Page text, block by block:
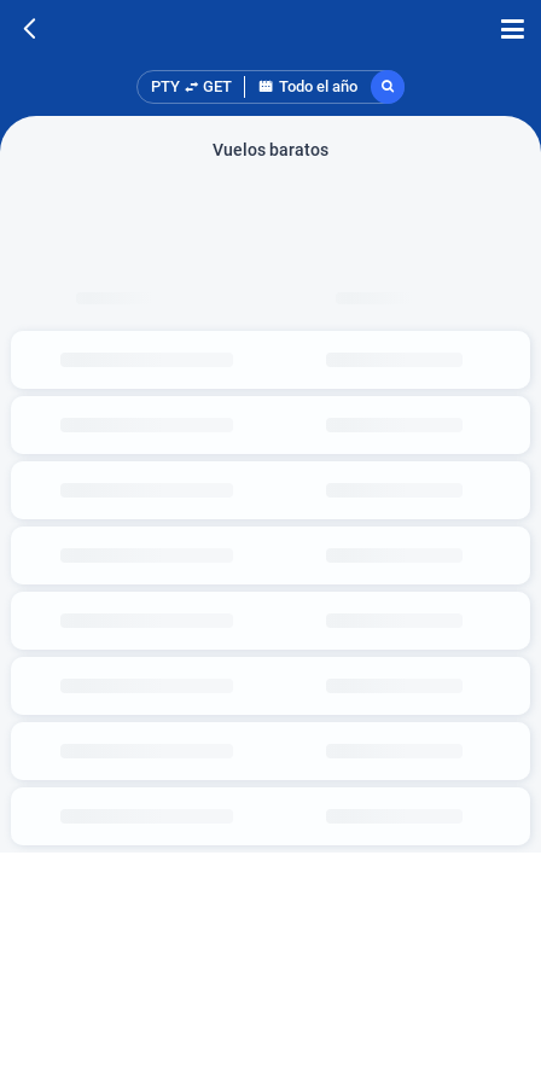
PTY GET Todo el año
Vuelos baratos